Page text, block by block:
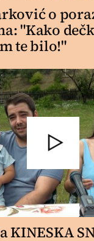
o
"Kako
te bilo!"
KINESKA